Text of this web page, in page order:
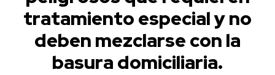
tratamiento especial y no
deben mezclarse con la
basura domiciliaria.